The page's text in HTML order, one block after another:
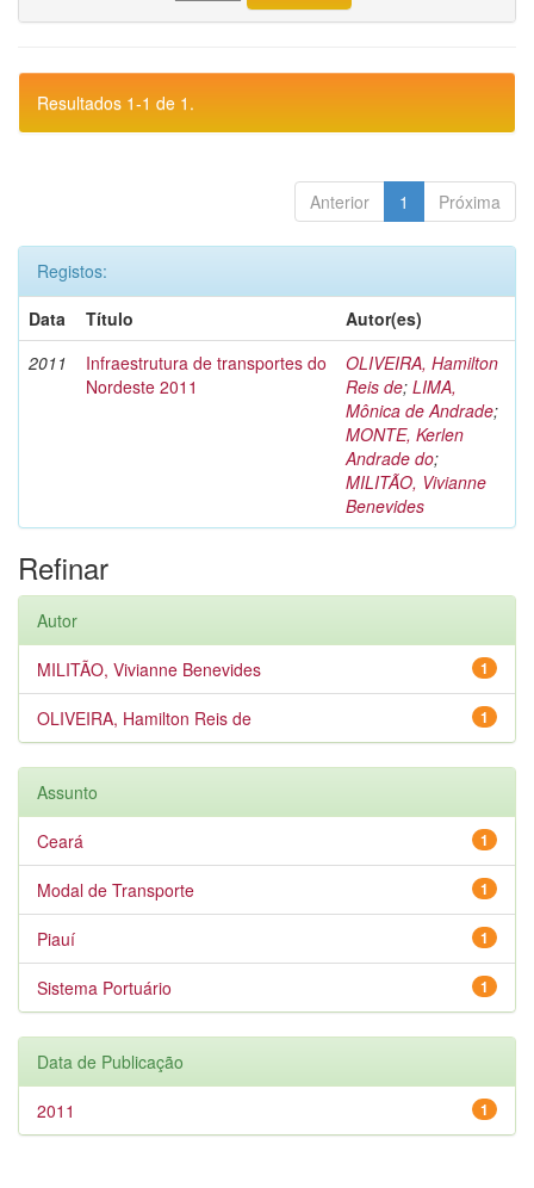
Resultados 1-1 de 1.
Anterior 1 Próxima
Registos:
Data
Título
Autor(es)
2011
Infraestrutura de transportes do
Nordeste 2011
OLIVEIRA, Hamilton
Reis de; LIMA,
Mônica de Andrade;
MONTE, Kerlen
Andrade do;
MILITÃO, Vivianne
Benevides
Refinar
Autor
1
MILITÃO, Vivianne Benevides
1
OLIVEIRA, Hamilton Reis de
Assunto
1
Ceará
1
Modal de Transporte
1
Piauí
1
Sistema Portuário
Data de Publicação
1
2011